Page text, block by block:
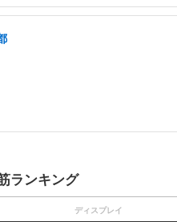
ランキング
ディスプレイ